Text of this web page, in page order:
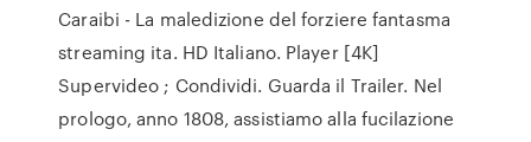
Caraibi - La maledizione del forziere fantasma
streaming ita. HD Italiano. Player [4K]
Supervideo ; Condividi. Guarda il Trailer. Nel
prologo, anno 1808, assistiamo alla fucilazione